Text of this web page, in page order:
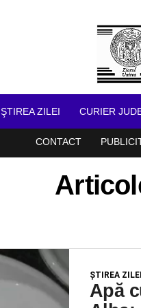
ŞTIREA ZILEI CURIER
CONTACT
ŞTIREA ZILEI
Apă